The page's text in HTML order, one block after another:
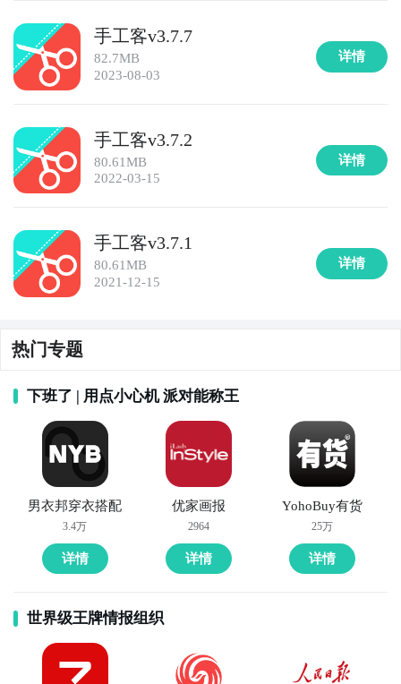
手工客v3.7.7
82.7MB
2023-08-03
详情
手工客v3.7.2
80.61MB
2022-03-15
详情
手工客v3.7.1
80.61MB
2021-12-15
详情
热门专题
下班了 | 用点小心机 派对能称王
男衣邦穿衣搭配
3.4万
详情
优家画报
2964
详情
YohoBuy有货
25万
详情
世界级王牌情报组织